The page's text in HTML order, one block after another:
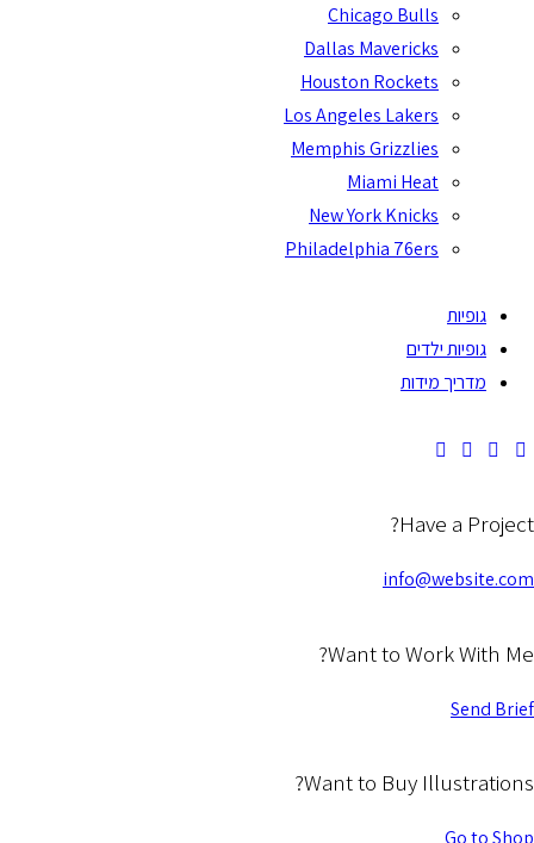
Chicago Bulls
Dallas Mavericks
Houston Rockets
Los Angeles Lakers
Memphis Grizzlies
Miami Heat
New York Knicks
Philadelphia 76ers
גופיות
גופיות ילדים
מדריך מידות
Have a Project?
info@website.com
Want to Work With Me?
Send Brief
Want to Buy Illustrations?
Go to Shop